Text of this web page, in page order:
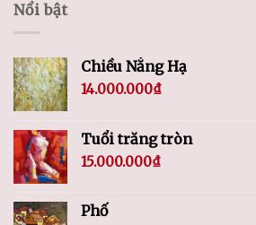
Nổi bật
Chiều Nắng Hạ
14.000.000₫
Tuổi trăng tròn
15.000.000₫
Phố